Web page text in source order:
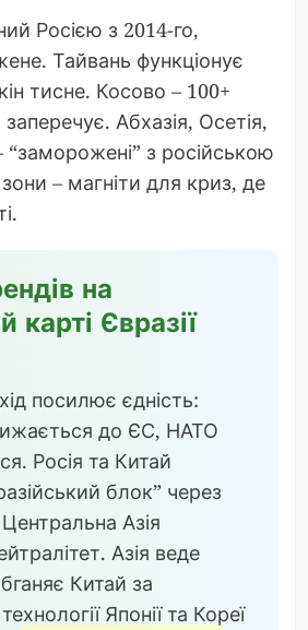
Росією з 2014-го,
Тайвань функціонує
тисне. Косово – 100+
Абхазія, Осетія,
“заморожені” з російською
– магніти для криз, де
на
карті Євразії
посилює єдність:
до ЄС, НАТО
Росія та Китай
блок” через
Азія
Азія веде
Китай за
Японії та Кореї